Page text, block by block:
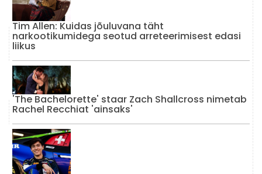
Tim Allen: Kuidas jõuluvana täht
narkootikumidega seotud arreteerimisest edasi
liikus
'The Bachelorette' staar Zach Shallcross nimetab
Rachel Recchiat 'ainsaks'